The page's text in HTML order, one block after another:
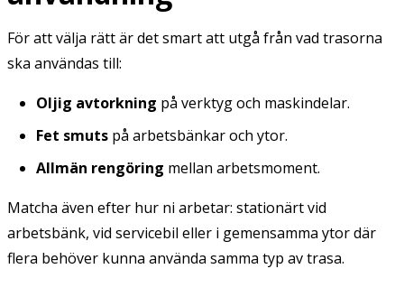
För att välja rätt är det smart att utgå från vad trasorna
ska användas till:
Oljig avtorkning på verktyg och maskindelar.
Fet smuts på arbetsbänkar och ytor.
Allmän rengöring mellan arbetsmoment.
Matcha även efter hur ni arbetar: stationärt vid
arbetsbänk, vid servicebil eller i gemensamma ytor där
flera behöver kunna använda samma typ av trasa.